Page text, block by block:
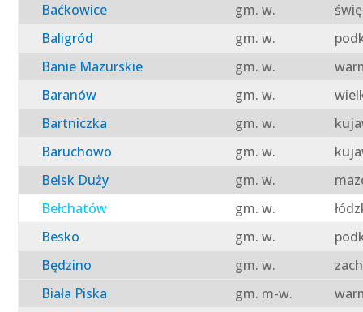
Baćkowice
gm. w.
Baligród
gm. w.
Banie Mazurskie
gm. w.
Baranów
gm. w.
Bartniczka
gm. w.
Baruchowo
gm. w.
Belsk Duży
gm. w.
Bełchatów
gm. w.
Besko
gm. w.
Będzino
gm. w.
Biała Piska
gm. m-w.